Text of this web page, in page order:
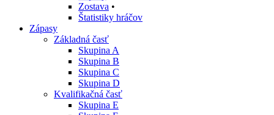
Zostava •
Štatistiky hráčov
Zápasy
Základná časť
Skupina A
Skupina B
Skupina C
Skupina D
Kvalifikačná časť
Skupina E